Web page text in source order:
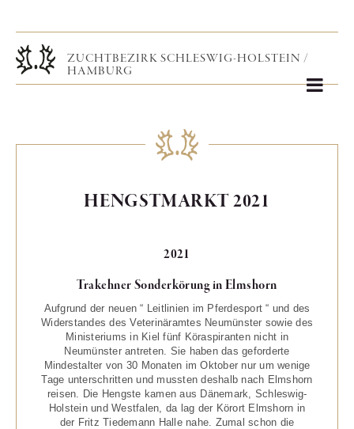
HENGSTMARKT 2021
2021
Trakehner Sonderkörung in Elmshorn
Aufgrund der neuen “ Leitlinien im Pferdesport “ und des
Widerstandes des Veterinäramtes Neumünster sowie des
Ministeriums in Kiel fünf Köraspiranten nicht in
Neumünster antreten. Sie haben das geforderte
Mindestalter von 30 Monaten im Oktober nur um wenige
Tage unterschritten und mussten deshalb nach Elmshorn
reisen. Die Hengste kamen aus Dänemark, Schleswig-
Holstein und Westfalen, da lag der Körort Elmshorn in
der Fritz Tiedemann Halle nahe. Zumal schon die